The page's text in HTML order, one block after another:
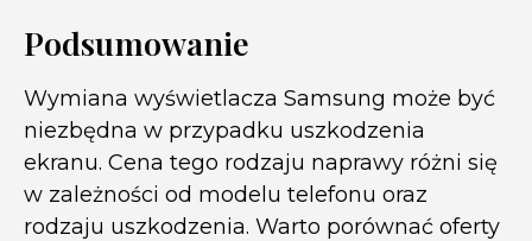
Podsumowanie
Wymiana wyświetlacza Samsung może być
niezbędna w przypadku uszkodzenia
ekranu. Cena tego rodzaju naprawy różni się
w zależności od modelu telefonu oraz
rodzaju uszkodzenia. Warto porównać oferty